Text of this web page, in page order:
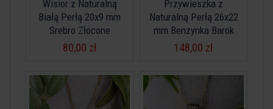
Wisior z Naturalną
Białą Perłą 20x9 mm
Srebro Złocone
80,00 zł
Przywieszka z
Naturalną Perłą 26x22
mm Benzynka Barok
148,00 zł